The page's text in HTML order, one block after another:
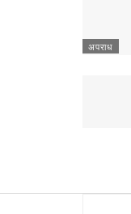
अपराध